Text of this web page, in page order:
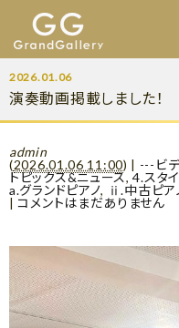
2026.01.06
演奏動画掲載しました
admin
(2026.01.06 11:00) | ---ビ
トピックス&ニュース,4.スタ
a.グランドピアノ, ⅱ.中古ピア
|コメントはまだありません